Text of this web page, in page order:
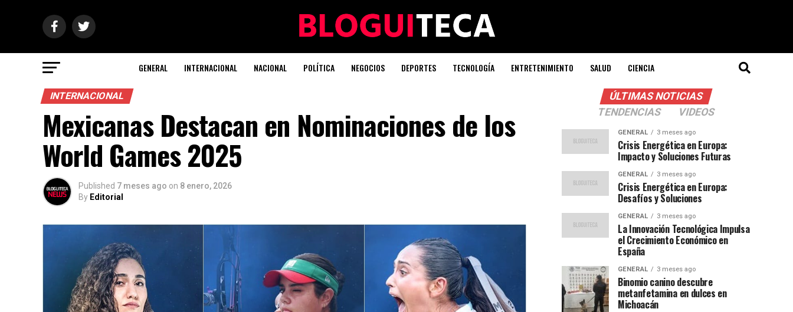
GENERAL INTERNACIONAL NACIONAL POLÍTICA NEGOCIOS DEPORTES TECNOLOGÍA ENTRETENIMIENTO SALUD CIENCIA
INTERNACIONAL
Mexicanas Destacan en Nominaciones de los
World Games 2025
Published 7 meses ago on 8 enero, 2026
By Editorial
ÚLTIMAS NOTICIAS
TENDENCIAS
VIDEOS
GENERAL 3 meses ago
Crisis Energética en Europa:
Impacto y Soluciones Futuras
GENERAL 3 meses ago
Crisis Energética en Europa:
Desafíos y Soluciones
GENERAL 3 meses ago
La Innovación Tecnológica Impulsa
el Crecimiento Económico en
España
GENERAL 3 meses ago
Binomio canino descubre
metanfetamina en dulces en
Michoacán